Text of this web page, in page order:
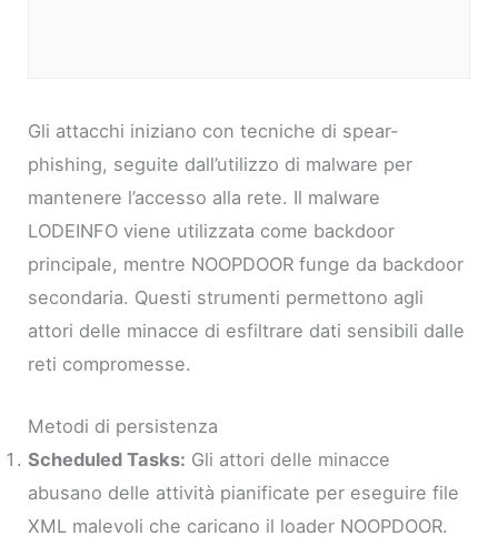
Gli attacchi iniziano con tecniche di spear-
phishing, seguite dall’utilizzo di malware per
mantenere l’accesso alla rete. Il malware
LODEINFO viene utilizzata come backdoor
principale, mentre NOOPDOOR funge da backdoor
secondaria. Questi strumenti permettono agli
attori delle minacce di esfiltrare dati sensibili dalle
reti compromesse.
Metodi di persistenza
Scheduled Tasks: Gli attori delle minacce
abusano delle attività pianificate per eseguire file
XML malevoli che caricano il loader NOOPDOOR.